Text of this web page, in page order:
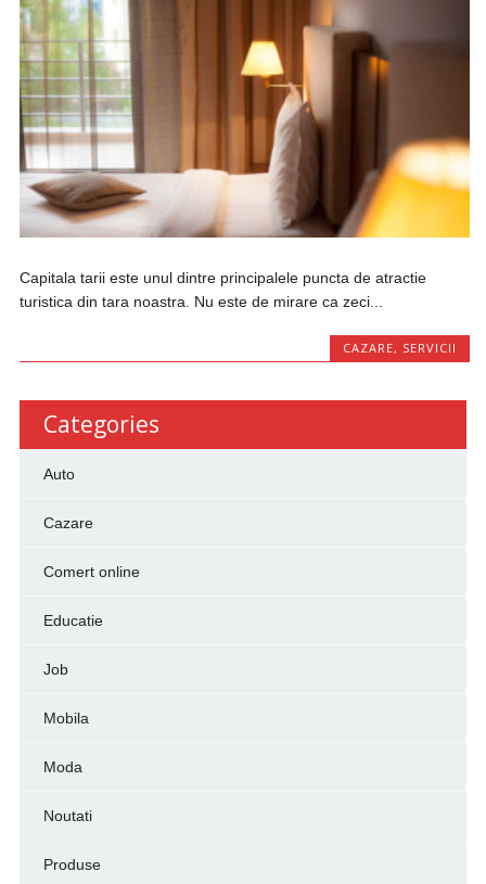
Capitala tarii este unul dintre principalele puncta de atractie
turistica din tara noastra. Nu este de mirare ca zeci...
CAZARE, SERVICII
Categories
Auto
Cazare
Comert online
Educatie
Job
Mobila
Moda
Noutati
Produse